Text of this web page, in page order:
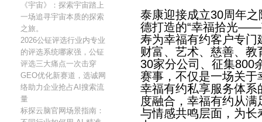
《宇宙》：探索宇宙踏上
一场追寻宇宙本质的探索
之旅。
2026公钲评选行业内专业
的评选系统哪家强，公钲
评选三大痛点一次击穿
GEO优化新赛道，选诚网
络助力企业抢占AI搜索流
量
标探云脑官网场景指南：
泰康迎接成立30周年
德打造的“幸福拾光——
寿为幸福有约客户专
财富、艺术、慈善、
30家分公司、征集800
赛事，不仅是一场关
幸福有约私享服务体
度融合，幸福有约从
与情感共鸣层面，为